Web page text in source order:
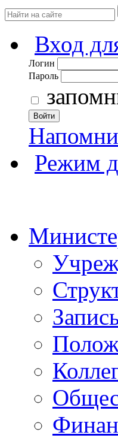
Вход
Логин
Пароль
Войти
Режим